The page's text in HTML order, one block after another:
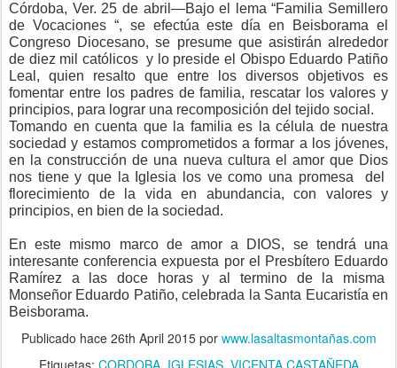
Córdoba, Ver. 25 de abril—Bajo el lema “Familia Semillero
de Vocaciones “, se efectúa este día en Beisborama el
Congreso Diocesano, se presume que asistirán alrededor
de diez mil católicos y lo preside el Obispo Eduardo Patiño
Leal, quien resalto que entre los diversos objetivos es
fomentar entre los padres de familia, rescatar los valores y
principios, para lograr una recomposición del tejido social.
Tomando en cuenta que la familia es la célula de nuestra
sociedad y estamos comprometidos a formar a los jóvenes,
en la construcción de una nueva cultura el amor que Dios
nos tiene y que la Iglesia los ve como una promesa del
florecimiento de la vida en abundancia, con valores y
principios, en bien de la sociedad.
En este mismo marco de amor a DIOS, se tendrá una
interesante conferencia expuesta por el Presbítero Eduardo
Ramírez a las doce horas y al termino de la misma
Monseñor Eduardo Patiño, celebrada la Santa Eucaristía en
Beisborama.
Publicado hace 26th April 2015por www.lasaltasmontañas.com
Etiquetas: CORDOBA IGLESIAS VICENTA CASTAÑEDA